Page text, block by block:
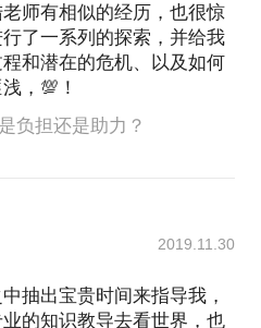
师有相似的经历，也很惊
了一系列的探索，并给我
和潜在的危机、以及如何
，💯！
负担还是助力？
2019.11.30
抽出宝贵时间来指导我，
的知识教导去看世界，也